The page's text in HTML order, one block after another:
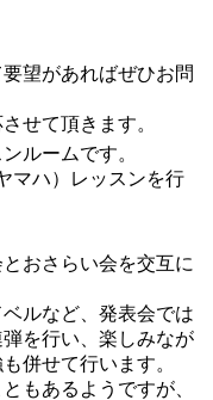
望があればぜひお問
せて頂きます。
ルームです。
マハ）レッスンを行
おさらい会を交互に
ルなど、発表会では
を行い、楽しみなが
併せて行います。
もあるようですが、